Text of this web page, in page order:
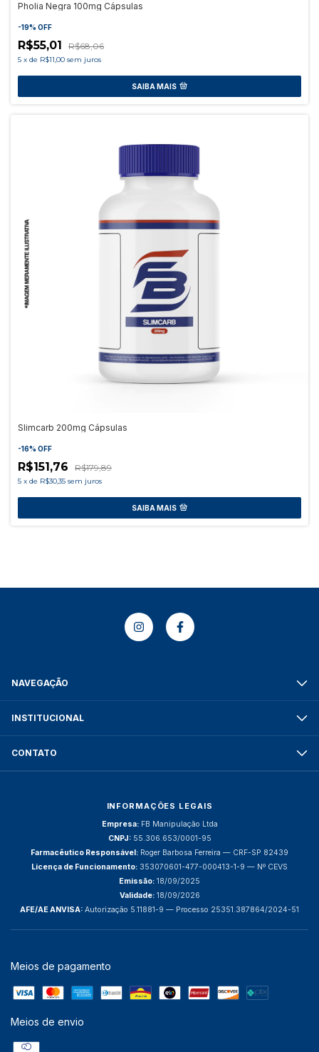
Pholia Negra 100mg Cápsulas
-19% OFF
R$55,01 R$68,06
5 x de R$11,00 sem juros
SAIBA MAIS
Slimcarb 200mg Cápsulas
-16% OFF
R$151,76 R$179,89
5 x de R$30,35 sem juros
SAIBA MAIS
NAVEGAÇÃO
INSTITUCIONAL
CONTATO
INFORMAÇÕES LEGAIS
Empresa:FB Manipulação Ltda
CNPJ:55.306.653/0001-95
Farmacêutico Responsável: Roger Barbosa Ferreira — CRF-SP 82439
Licença de Funcionamento: 353070601-477-000413-1-9 — Nº CEVS
Emissão: 18/09/2025
Validade:18/09/2026
AFE/AE ANVISA: Autorização 5.11881-9 — Processo 25351.387864/2024-51
Meios de pagamento
Meios de envio